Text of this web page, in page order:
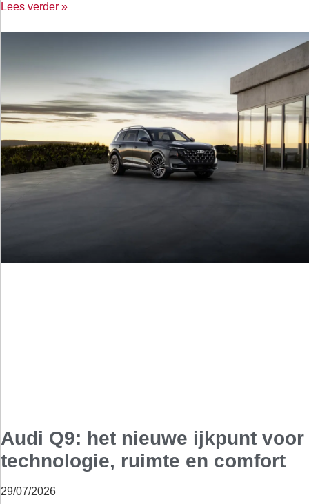
Lees verder »
Audi Q9: het nieuwe ijkpunt voor
technologie, ruimte en comfort
29/07/2026